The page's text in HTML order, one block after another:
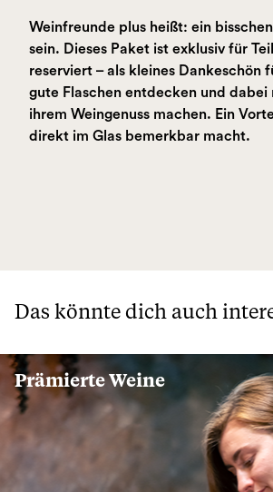
Weinfreunde plus heißt: ein
sein. Dieses Paket ist exklusiv für
reserviert – als kleines Dankeschön
gute Flaschen entdecken und dabei
ihrem Weingenuss machen. Ein
direkt im Glas bemerkbar macht.
Das könnte dich auch
Prämierte Weine